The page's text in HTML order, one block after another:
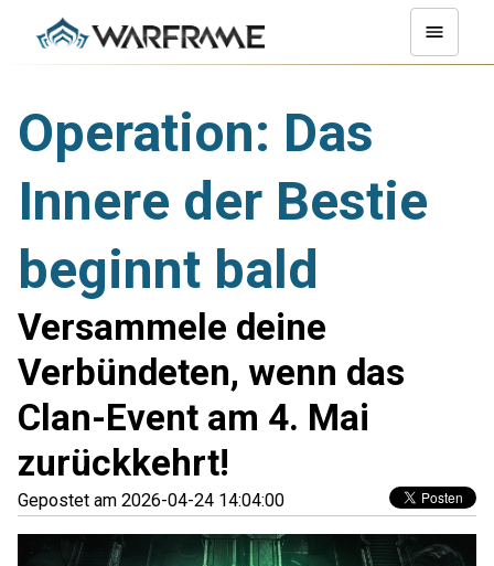
Operation: Das
Innere der Bestie
beginnt bald
Versammele deine
Verbündeten, wenn das
Clan-Event am 4. Mai
zurückkehrt!
Gepostet am 2026-04-24 14:04:00